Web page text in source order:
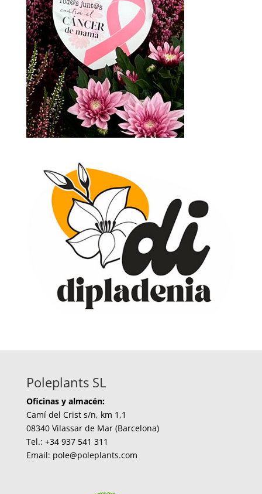
Poleplants SL
Oficinas y almacén:
Camí del Crist s/n, km 1,1
08340 Vilassar de Mar (Barcelona)
Tel.: +34 937 541 311
Email: pole@poleplants.com